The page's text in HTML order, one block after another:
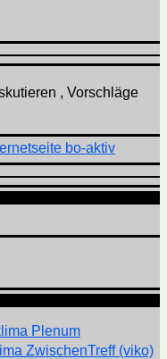
, Vorschläge
Plenum
ZwischenTreff (viko)